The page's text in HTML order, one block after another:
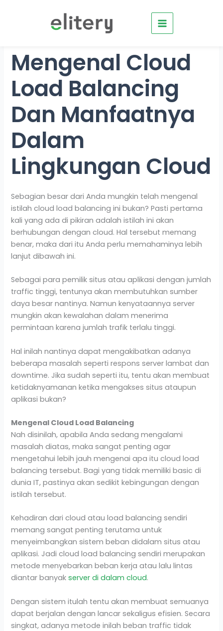
Mengenal Cloud
Load Balancing
Dan Manfaatnya
Dalam
Lingkungan Cloud
Sebagian besar dari Anda mungkin telah mengenal
istilah cloud load balancing ini bukan? Pasti pertama
kali yang ada di pikiran adalah istilah ini akan
berhubungan dengan cloud. Hal tersebut memang
benar, maka dari itu Anda perlu memahaminya lebih
lanjut dibawah ini.
Sebagai para pemilik situs atau aplikasi dengan jumlah
traffic tinggi, tentunya akan membutuhkan sumber
daya besar nantinya. Namun kenyataannya server
mungkin akan kewalahan dalam menerima
permintaan karena jumlah trafik terlalu tinggi.
Hal inilah nantinya dapat mengakibatkan adanya
beberapa masalah seperti respons server lambat dan
downtime. Jika sudah seperti itu, tentu akan membuat
ketidaknyamanan ketika mengakses situs ataupun
aplikasi bukan?
Mengenal Cloud Load Balancing
Nah disinilah, apabila Anda sedang mengalami
masalah diatas, maka sangat penting agar
mengetahui lebih jauh mengenai apa itu cloud load
balancing tersebut. Bagi yang tidak memiliki basic di
dunia IT, pastinya akan sedikit kebingungan dengan
istilah tersebut.
Kehadiran dari cloud atau load balancing sendiri
memang sangat penting terutama untuk
menyeimbangkan sistem beban didalam situs atau
aplikasi. Jadi cloud load balancing sendiri merupakan
metode menyebarkan beban kerja atau lalu lintas
diantar banyak server di dalam cloud.
Dengan sistem itulah tentu akan membuat semuanya
dapat berjalan dengan lancar sekaligus efisien. Secara
singkat, adanya metode inilah beban traffic tidak